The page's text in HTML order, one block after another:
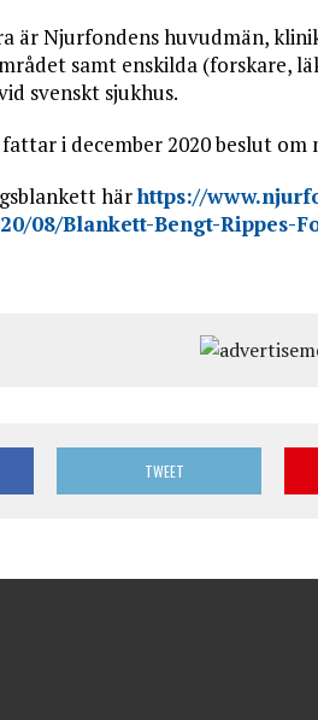
är Njurfondens huvudmän,
samt enskilda (forskare,
svenskt sjukhus.
i december 2020 beslut
härhttps://
08/Blankett-Bengt-Rippes-
TWEET